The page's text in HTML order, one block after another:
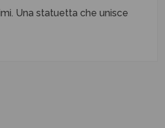
Una statuetta che unisce